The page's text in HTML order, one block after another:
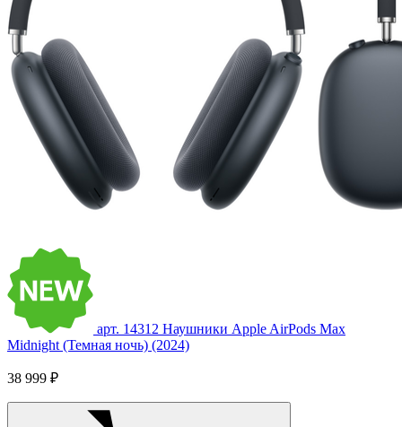
арт. 14312 Наушники Apple AirPods Max
Midnight (Темная ночь) (2024)
38 999 ₽